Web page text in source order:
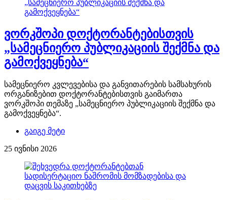
ვორკშოპი დოქტორანტებისთვის
„სამეცნიერო პუბლიკაციის შექმნა და
გამოქვეყნება“
სამეცნიერო კვლევებისა და განვითარების სამსახურის
ორგანიზებით დოქტორანტებისთვის გაიმართა
ვორკშოპი თემაზე „სამეცნიერო პუბლიკაციის შექმნა და
გამოქვეყნება“.
გაიგე მეტი
25 ივნისი 2026